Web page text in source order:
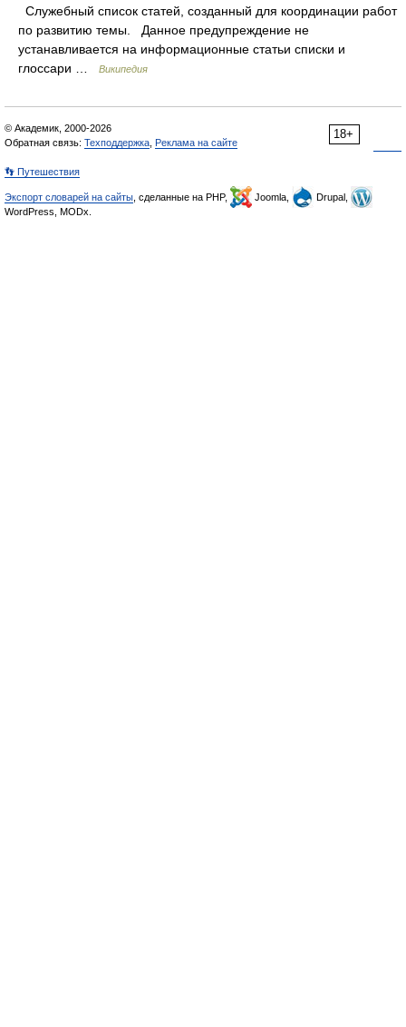
Служебный список статей, созданный для координации работ
по развитию темы. Данное предупреждение не
устанавливается на информационные статьи списки и
глоссари …
Википедия
18+
© Академик, 2000-2026
Обратная связь: Техподдержка Реклама на сайте
👣 Путешествия
Экспорт словарей на сайты , сделанные на PHP, Joomla,
Drupal,
WordPress, MODx.